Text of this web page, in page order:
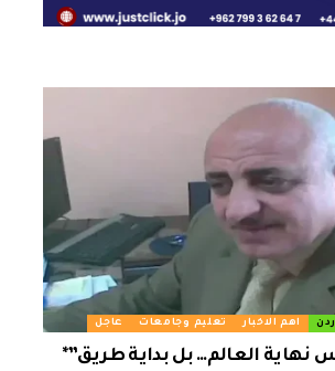
اهم الاخبار تعليم وجامعات عاجل
نهاية العالم… بل بداية طريق”*